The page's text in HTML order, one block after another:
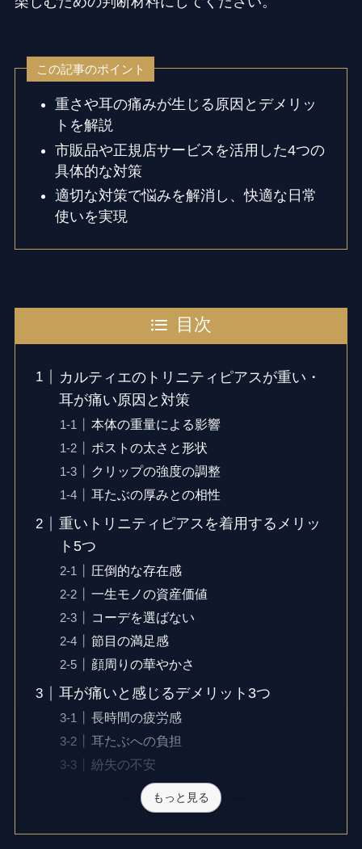
この記事のポイント
重さや耳の痛みが生じる原因とデメリッ
トを解説
市販品や正規店サービスを活用した4つの
具体的な対策
適切な対策で悩みを解消し、快適な日常
使いを実現
目次
カルティエのトリニティピアスが重い・
耳が痛い原因と対策
本体の重量による影響
ポストの太さと形状
クリップの強度の調整
耳たぶの厚みとの相性
重いトリニティピアスを着用するメリッ
ト5つ
圧倒的な存在感
一生モノの資産価値
コーデを選ばない
節目の満足感
顔周りの華やかさ
耳が痛いと感じるデメリット3つ
長時間の疲労感
耳たぶへの負担
紛失の不安
もっと見る